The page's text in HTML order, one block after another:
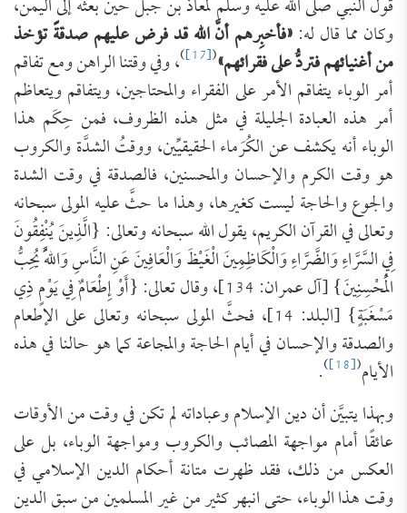
وكان مما قال له:«فأخبِرهم أنَّ الله قد فرض عليهم صدقةً تؤخذ
من أغنيائهم فتردُّ على فقرائهم»
(
[17]
)، وفي وقتنا الراهن ومع تفاقم
أمر الوباء يتفاقم الأمر على الفقراء والمحتاجين، ويتفاقم ويتعاظم
أمر هذه العبادة الجليلة في مثل هذه الظروف، فمن حِكَم هذا
الوباء أنه يكشف عن الكُرَماء الحقيقيِّين، ووقتُ الشدَّة والكروب
هو وقت الكرم والإحسان والمحسنين، فالصدقة في وقت الشدة
والجوع والحاجة ليست كغيرها، وهذا ما حثَّ عليه المولى سبحانه
وتعالى في القرآن الكريم، يقول الله سبحانه وتعالى: {الَّذِينَ يُنْفِقُونَ
فِي السَّرَّاءِ وَالضَّرَّاءِ وَالْكَاظِمِينَ الْغَيْظَ وَالْعَافِينَ عَنِ النَّاسِ وَاللَّهُ يُحِبُّ
الْمُحْسِنِينَ} [آل عمران: 134]، وقال تعالى: {أَوْ إِطْعَامٌ فِي يَوْمٍ ذِي
مَسْغَبَةٍ} [البلد: 14]، فحثَّ المولى سبحانه وتعالى على الإطعام
والصدقة والإحسان في أيام الحاجة والمجاعة كما هو حالنا في هذه
الأيام(
[18]
)
.
وبهذا يتبيَّن أن دين الإسلام وعباداته لم تكن في وقت من الأوقات
عائقًا أمام مواجهة المصائب والكروب ومواجهة الوباء، بل على
العكس من ذلك، فقد ظهرت متانة أحكام الدين الإسلامي في
وقت هذا الوباء، حتى انبهر كثير من غير المسلمين من سبق الدين